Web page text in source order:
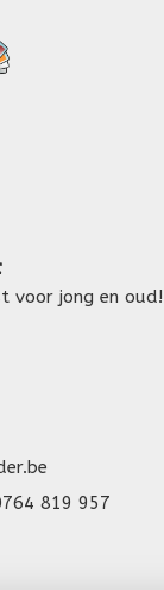
voor jong en oud!
819 957